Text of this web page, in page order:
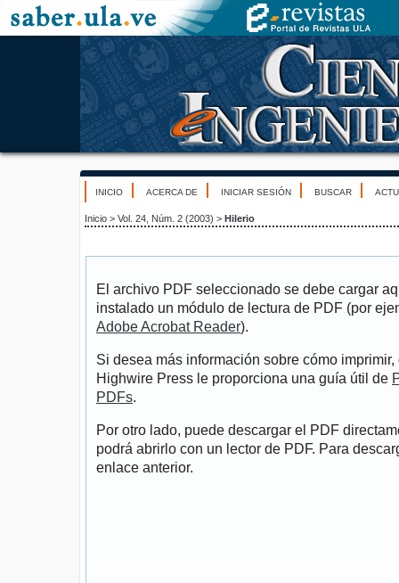
INICIO ACERCA DE INICIAR SESIÓN BUSCAR
Inicio > Vol. 24, Núm. 2 (2003) > Hilerio
El archivo PDF seleccionado se debe cargar
instalado un módulo de lectura de PDF (por
Adobe Acrobat Reader).
Si desea más información sobre cómo
Highwire Press le proporciona una guía útil de
PDFs.
Por otro lado, puede descargar el PDF
podrá abrirlo con un lector de PDF. Para
enlace anterior.